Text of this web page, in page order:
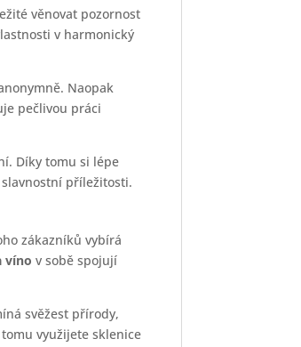
věnovat pozornost
v harmonický
Naopak
pečlivou práci
Díky tomu si lépe
příležitosti.
zákazníků vybírá
víno v sobě spojují
svěžest přírody,
využijete sklenice